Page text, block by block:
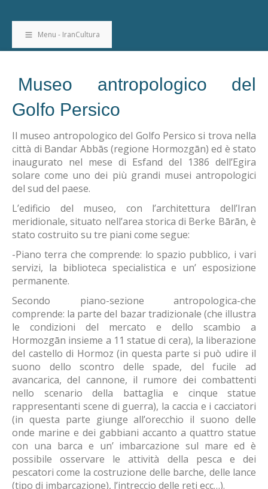
Menu - IranCultura
Museo antropologico del
Golfo Persico
Il museo antropologico del Golfo Persico si trova nella
città di Bandar Abbās (regione Hormozgān) ed è stato
inaugurato nel mese di Esfand del 1386 dell’Egira
solare come uno dei più grandi musei antropologici
del sud del paese.
L’edificio del museo, con l’architettura dell’Iran
meridionale, situato nell’area storica di Berke Bārān, è
stato costruito su tre piani come segue:
-Piano terra che comprende: lo spazio pubblico, i vari
servizi, la biblioteca specialistica e un’ esposizione
permanente.
Secondo piano-sezione antropologica-che
comprende: la parte del bazar tradizionale (che illustra
le condizioni del mercato e dello scambio a
Hormozgān insieme a 11 statue di cera), la liberazione
del castello di Hormoz (in questa parte si può udire il
suono dello scontro delle spade, del fucile ad
avancarica, del cannone, il rumore dei combattenti
nello scenario della battaglia e cinque statue
rappresentanti scene di guerra), la caccia e i cacciatori
(in questa parte giunge all’orecchio il suono delle
onde marine e dei gabbiani accanto a quattro statue
con una barca e un’ imbarcazione sul mare ed è
possibile osservare le attività della pesca e dei
pescatori come la costruzione delle barche, delle lance
(tipo di imbarcazione), l’intreccio delle reti ecc…).